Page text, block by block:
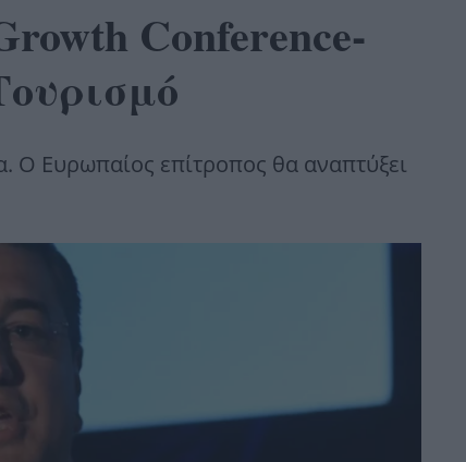
Conference-
Ο Ευρωπαίος επίτροπος θα αναπτύξει